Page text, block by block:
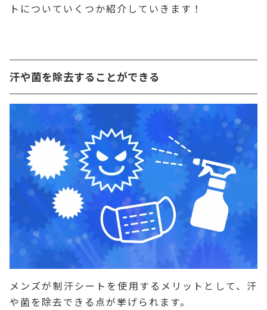
トについていくつか紹介していきます！
汗や菌を除去することができる
メンズが制汗シートを使用するメリットとして、汗
や菌を除去できる点が挙げられます。